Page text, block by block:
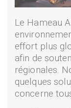
Le Hameau
effort plus
afin de
régionales.
quelques
concerne